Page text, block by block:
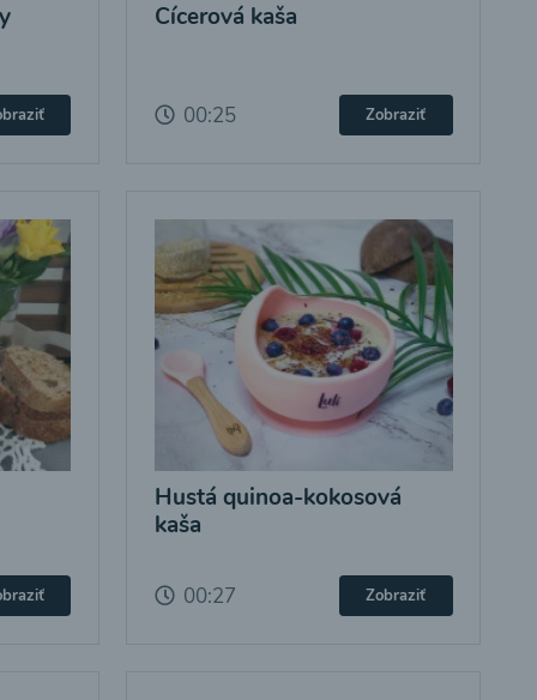
Cícerová kaša
00:25 Zobraziť
Hustá quinoa-kokosová
kaša
00:27 Zobraziť